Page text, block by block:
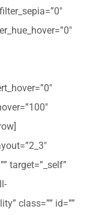
target=”_self”
class=”” id=””